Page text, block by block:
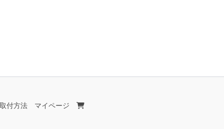
付方法 マイページ